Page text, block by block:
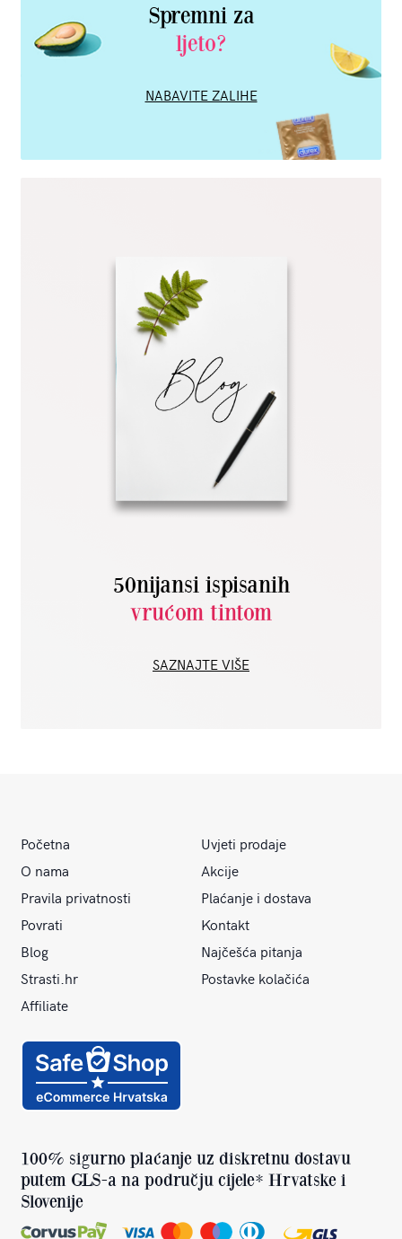
Spremni za
ljeto?
NABAVITE ZALIHE
50nijansi ispisanih
vrućom tintom
SAZNAJTE VIŠE
Početna
Uvjeti prodaje
O nama
Akcije
Pravila privatnosti
Plaćanje i dostava
Povrati
Kontakt
Blog
Najčešća pitanja
Strasti.hr
Postavke kolačića
Affiliate
100% sigurno plaćanje uz diskretnu dostavu
putem GLS-a na području cijele* Hrvatske i
Slovenije